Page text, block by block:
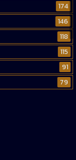
174
146
118
115
91
79